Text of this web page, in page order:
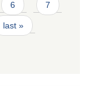
6 7
last »